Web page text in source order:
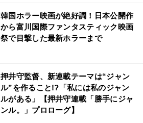
韓国ホラー映画が絶好調！日本公開作
から富川国際ファンタスティック映画
祭で目撃した最新ホラーまで
押井守監督、新連載テーマは“ジャン
ル”を作ること!?「私には私のジャン
ルがある」【押井守連載「勝手にジャ
ンル。」プロローグ】